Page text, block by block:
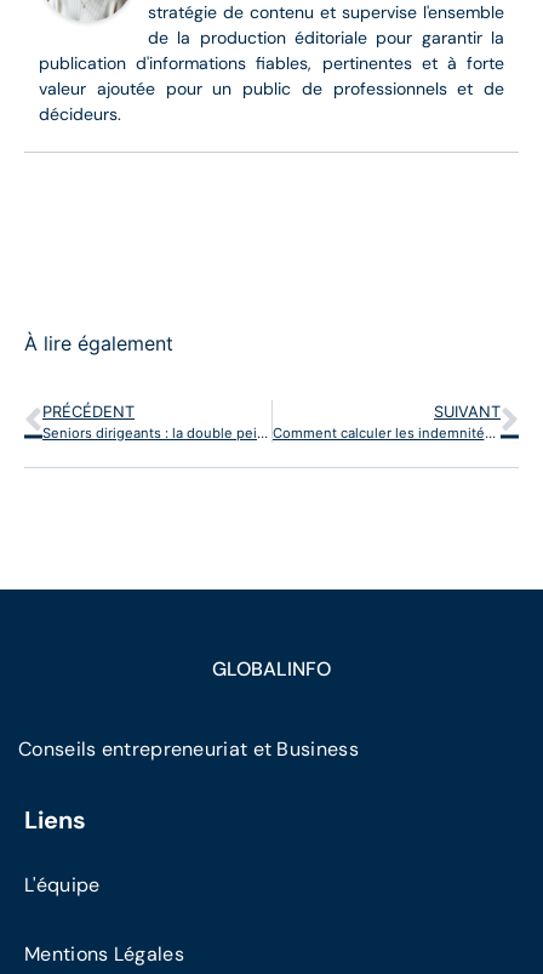
stratégie de contenu et supervise l'ensemble
de la production éditoriale pour garantir la
publication d'informations fiables, pertinentes et à forte
valeur ajoutée pour un public de professionnels et de
décideurs.
À lire également
PRÉCÉDENT
Seniors dirigeants : la double peine de la perte d’emploi après 60 ans
SUIVANT
Comment calculer les indemnités de rupture conventionnelle ?
GLOBALINFO
Conseils entrepreneuriat et Business
Liens
L'équipe
Mentions Légales